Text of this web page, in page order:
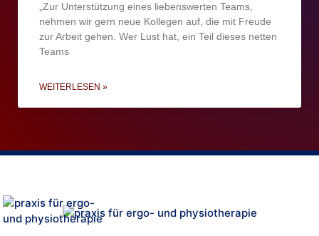
„Zur Unterstützung eines liebenswerten Teams,
nehmen wir gern neue Kollegen auf, die mit Freude
zur Arbeit gehen. Wer Lust hat, ein Teil dieses netten
Teams
WEITERLESEN »